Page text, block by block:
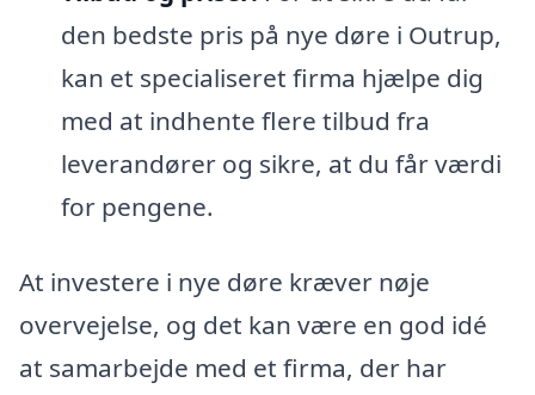
den bedste pris på nye døre i Outrup,
kan et specialiseret firma hjælpe dig
med at indhente flere tilbud fra
leverandører og sikre, at du får værdi
for pengene.
At investere i nye døre kræver nøje
overvejelse, og det kan være en god idé
at samarbejde med et firma, der har